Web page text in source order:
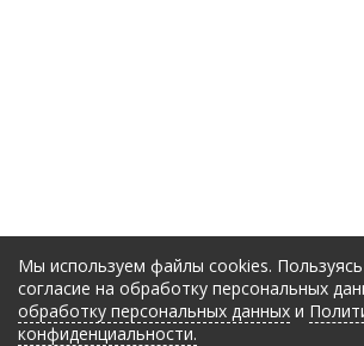
Мы используем файлы cookies.
согласие на обработку персональных
обработку персональных данных и
конфиденциальности.